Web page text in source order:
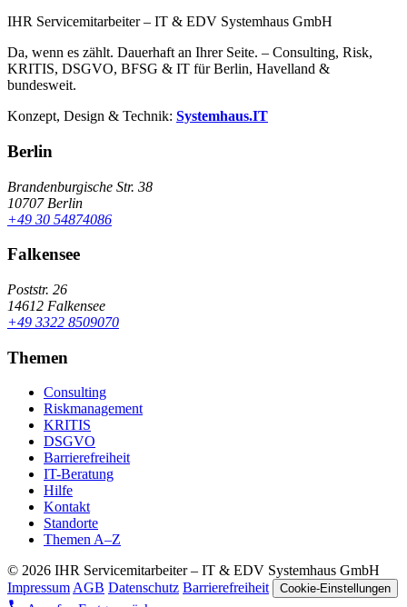
IHR Servicemitarbeiter – IT & EDV Systemhaus GmbH
Da, wenn es zählt. Dauerhaft an Ihrer Seite. – Consulting, Risk,
KRITIS, DSGVO, BFSG & IT für Berlin, Havelland &
bundesweit.
Konzept, Design & Technik: Systemhaus.IT
Berlin
Brandenburgische Str. 38
10707 Berlin
+49 30 54874086
Falkensee
Poststr. 26
14612 Falkensee
+49 3322 8509070
Themen
Consulting
Riskmanagement
KRITIS
DSGVO
Barrierefreiheit
IT-Beratung
Hilfe
Kontakt
Standorte
Themen A–Z
© 2026 IHR Servicemitarbeiter – IT & EDV Systemhaus GmbH
ImpressumAGB Datenschutz Barrierefreiheit Cookie-Einstellungen